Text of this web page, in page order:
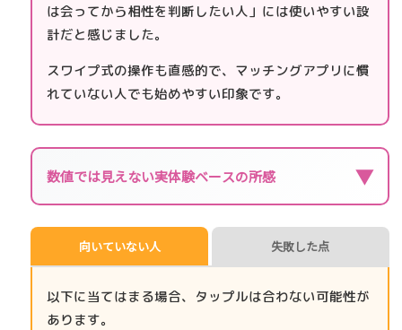
は会ってから相性を判断したい人」には使いやすい設
計だと感じました。
スワイプ式の操作も直感的で、マッチングアプリに慣
れていない人でも始めやすい印象です。
数値では見えない実体験ベースの所感 ▼
向いていない人 失敗した点
以下に当てはまる場合、タップルは合わない可能性が
あります。